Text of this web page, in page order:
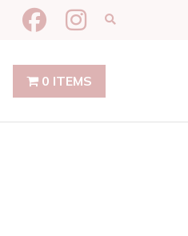
0 ITEMS